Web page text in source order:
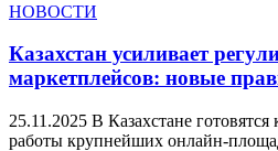
НОВОСТИ
Казахстан усиливает
маркетплейсов: новые
25.11.2025 В Казахстане
работы крупнейших